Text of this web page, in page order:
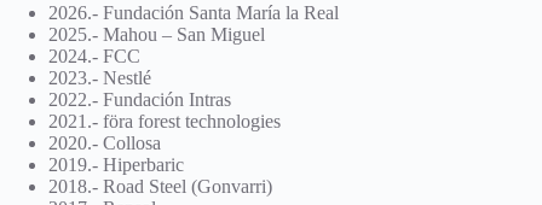
2026.- Fundación Santa María la Real
2025.- Mahou – San Miguel
2024.- FCC
2023.- Nestlé
2022.- Fundación Intras
2021.- föra forest technologies
2020.- Collosa
2019.- Hiperbaric
2018.- Road Steel (Gonvarri)